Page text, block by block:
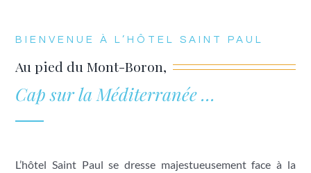
BIENVENUE À L’HÔTEL SAINT PAUL
Au pied du Mont-Boron,
Cap sur la Méditerranée …
L’hôtel Saint Paul se dresse majestueusement face à la